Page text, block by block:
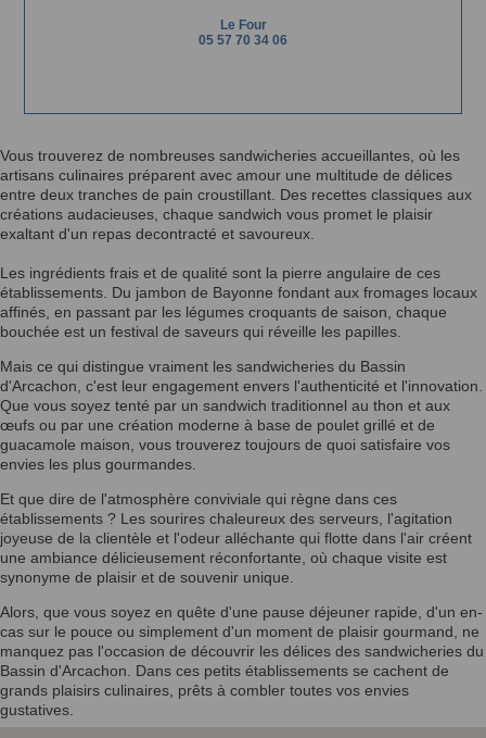
Le Four
05 57 70 34 06
Vous trouverez de nombreuses sandwicheries accueillantes, où les
artisans culinaires préparent avec amour une multitude de délices
entre deux tranches de pain croustillant. Des recettes classiques aux
créations audacieuses, chaque sandwich vous promet le plaisir
exaltant d'un repas decontracté et savoureux.
Les ingrédients frais et de qualité sont la pierre angulaire de ces
établissements. Du jambon de Bayonne fondant aux fromages locaux
affinés, en passant par les légumes croquants de saison, chaque
bouchée est un festival de saveurs qui réveille les papilles.
Mais ce qui distingue vraiment les sandwicheries du Bassin
d'Arcachon, c'est leur engagement envers l'authenticité et l'innovation.
Que vous soyez tenté par un sandwich traditionnel au thon et aux
œufs ou par une création moderne à base de poulet grillé et de
guacamole maison, vous trouverez toujours de quoi satisfaire vos
envies les plus gourmandes.
Et que dire de l'atmosphère conviviale qui règne dans ces
établissements ? Les sourires chaleureux des serveurs, l'agitation
joyeuse de la clientèle et l'odeur alléchante qui flotte dans l'air créent
une ambiance délicieusement réconfortante, où chaque visite est
synonyme de plaisir et de souvenir unique.
Alors, que vous soyez en quête d'une pause déjeuner rapide, d'un en-
cas sur le pouce ou simplement d'un moment de plaisir gourmand, ne
manquez pas l'occasion de découvrir les délices des sandwicheries du
Bassin d'Arcachon. Dans ces petits établissements se cachent de
grands plaisirs culinaires, prêts à combler toutes vos envies
gustatives.